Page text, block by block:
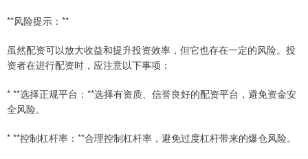
**风险提示：**
虽然配资可以放大收益和提升投资效率，但它也存在一定的风险。投
资者在进行配资时，应注意以下事项：
* **选择正规平台：**选择有资质、信誉良好的配资平台，避免资金安
全风险。
* **控制杠杆率：**合理控制杠杆率，避免过度杠杆带来的爆仓风险。